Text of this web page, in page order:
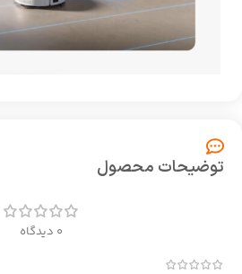
توضیحات محصول
0 دیدگاه